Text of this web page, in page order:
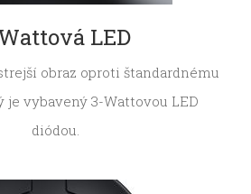
LED
obraz oproti štandardnému
je vybavený 3-Wattovou LED
diódou.